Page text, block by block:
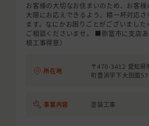
お客様の大切なお住まいのため、お客様
大限にお応えできるよう、精一杯対応さ
ます。なにかお困りごとがございました
ご相談くださいませ。 ■弥富市に支店
根工事得意）
所在地
〒470-3412 愛知県
町豊浜字下大田面
事業内容 塗装工事